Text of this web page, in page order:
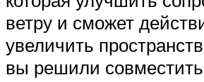
ветру и сможет
увеличить
вы решили